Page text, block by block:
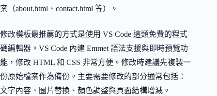
案（about.html、contact.html 等）。
修改模板最推薦的方式是使用 VS Code 這類免費的程式
碼編輯器。VS Code 內建 Emmet 語法支援與即時預覽功
能，修改 HTML 和 CSS 非常方便。修改時建議先複製一
份原始檔案作為備份。主要需要修改的部分通常包括：
文字內容、圖片替換、顏色調整與頁面結構增減。